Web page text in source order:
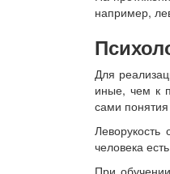
например,
Для
иные, чем к
сами понятия
человека
При